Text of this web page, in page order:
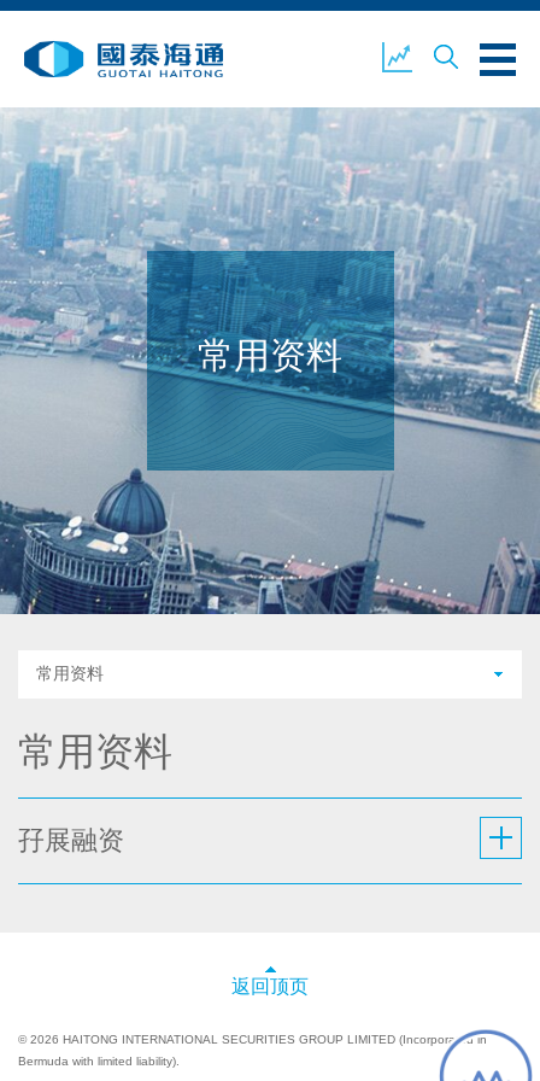
业务概览 公司新闻
环境、社会及企业管治 国泰海通证券 联络我们
常用资料
常用资料
常用资料
孖展融资
返回顶页
© 2026 HAITONG INTERNATIONAL SECURITIES GROUP LIMITED (Incorporated in
Bermuda with limited liability).